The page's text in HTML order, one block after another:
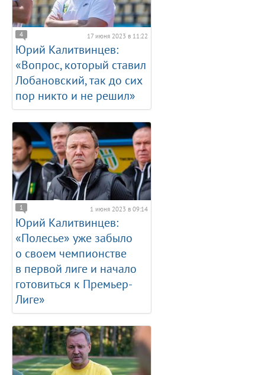
4 17 июня 2023 в 11:22
Юрий Калитвинцев:
«Вопрос, который ставил
Лобановский, так до сих
пор никто и не решил»
1 1 июня 2023 в 09:14
Юрий Калитвинцев:
«Полесье» уже забыло
о своем чемпионстве
в первой лиге и начало
готовиться к Премьер-
Лиге»